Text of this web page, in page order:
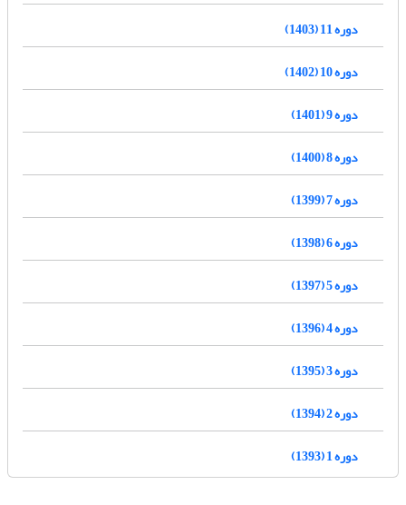
دوره 11 (1403)
دوره 10 (1402)
دوره 9 (1401)
دوره 8 (1400)
دوره 7 (1399)
دوره 6 (1398)
دوره 5 (1397)
دوره 4 (1396)
دوره 3 (1395)
دوره 2 (1394)
دوره 1 (1393)